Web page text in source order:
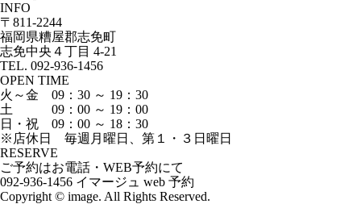
INFO
〒811-2244
福岡県糟屋郡志免町
志免中央４丁目 4-21
TEL. 092-936-1456
OPEN TIME
火～金 09：30 ～ 19：30
土 09：00 ～ 19：00
日・祝 09：00 ～ 18：30
※店休日 毎週月曜日、第１・３日曜日
RESERVE
ご予約はお電話・WEB予約にて
092-936-1456 イマージュ web 予約
Copyright © image. All Rights Reserved.